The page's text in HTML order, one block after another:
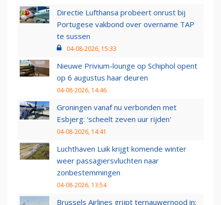
Directie Lufthansa probeert onrust bij
Portugese vakbond over overname TAP
te sussen
04-08-2026, 15:33
Nieuwe Privium-lounge op Schiphol opent
op 6 augustus haar deuren
04-08-2026, 14:46
Groningen vanaf nu verbonden met
Esbjerg: 'scheelt zeven uur rijden'
04-08-2026, 14:41
Luchthaven Luik krijgt komende winter
weer passagiersvluchten naar
zonbestemmingen
04-08-2026, 13:54
Brussels Airlines grijpt ternauwernood in: